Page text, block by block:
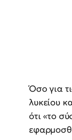
Όσο για
λυκείου
ότι «το